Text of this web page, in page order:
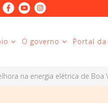
O governo Portal
na energia elétrica de Boa